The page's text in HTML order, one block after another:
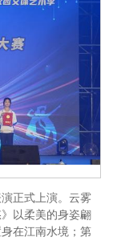
正式上演。云雾
以柔美的身姿翩
在江南水境；第